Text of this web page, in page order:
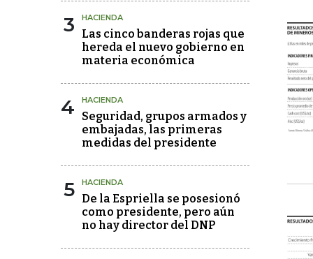
3 HACIENDA
Las cinco banderas rojas que
hereda el nuevo gobierno en
materia económica
4 HACIENDA
Seguridad, grupos armados y
embajadas, las primeras
medidas del presidente
5 HACIENDA
De la Espriella se posesionó
como presidente, pero aún
no hay director del DNP